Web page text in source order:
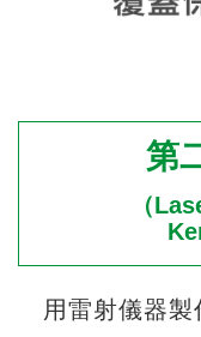
第
（
用雷射儀器